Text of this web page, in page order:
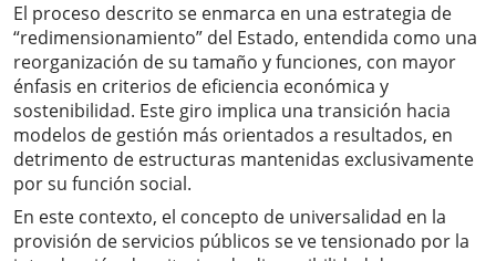
El proceso descrito se enmarca en una estrategia de
“redimensionamiento” del Estado, entendida como una
reorganización de su tamaño y funciones, con mayor
énfasis en criterios de eficiencia económica y
sostenibilidad. Este giro implica una transición hacia
modelos de gestión más orientados a resultados, en
detrimento de estructuras mantenidas exclusivamente
por su función social.
En este contexto, el concepto de universalidad en la
provisión de servicios públicos se ve tensionado por la